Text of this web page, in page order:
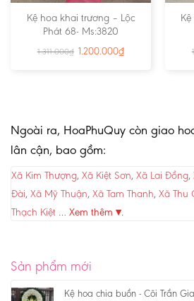
Kệ hoa khai trương – Lộc
Phát 68- Ms:3820
1.311.000₫ 1.200.000₫
Ngoài ra, HoaPhuQuy còn giao
lân cận, bao gồm:
Xã Kim Thượng, Xã Kiệt Sơn, Xã Lai Đồng,
Đài, Xã Mỹ Thuận, Xã Tam Thanh, Xã Thu
Thạch Kiệt … Xem thêm ▾.
Sản phẩm mới
Kệ hoa chia buồn - Cõi Trần